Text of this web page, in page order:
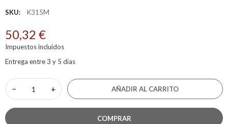
SKU: K315M
50,32 €
Impuestos incluidos
Entrega entre 3 y 5 días
− + AÑADIR AL CARRITO
COMPRAR